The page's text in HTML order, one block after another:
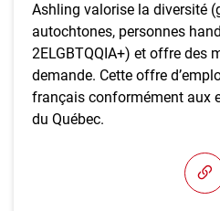
Ashling valorise la diversité
autochtones, personnes
2ELGBTQQIA+) et offre des
demande. Cette offre
français conformément aux
du Québec.